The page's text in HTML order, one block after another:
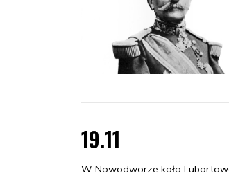
19.11
W Nowodworze koło